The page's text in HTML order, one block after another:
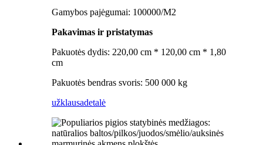
Gamybos pajėgumai: 100000/M2
Pakavimas ir pristatymas
Pakuotės dydis: 220,00 cm * 120,00 cm * 1,80
cm
Pakuotės bendras svoris: 500 000 kg
užklausadetalė